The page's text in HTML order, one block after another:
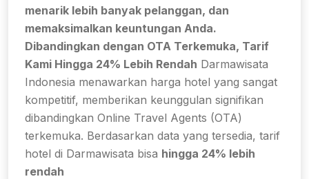
menarik lebih banyak pelanggan, dan
memaksimalkan keuntungan Anda.
Dibandingkan dengan OTA Terkemuka, Tarif
Kami Hingga 24% Lebih Rendah Darmawisata
Indonesia menawarkan harga hotel yang sangat
kompetitif, memberikan keunggulan signifikan
dibandingkan Online Travel Agents (OTA)
terkemuka. Berdasarkan data yang tersedia, tarif
hotel di Darmawisata bisa hingga 24% lebih
rendah